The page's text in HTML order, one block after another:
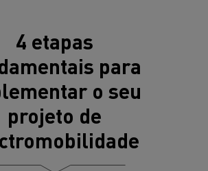
4 etapas
para
o seu
projeto de